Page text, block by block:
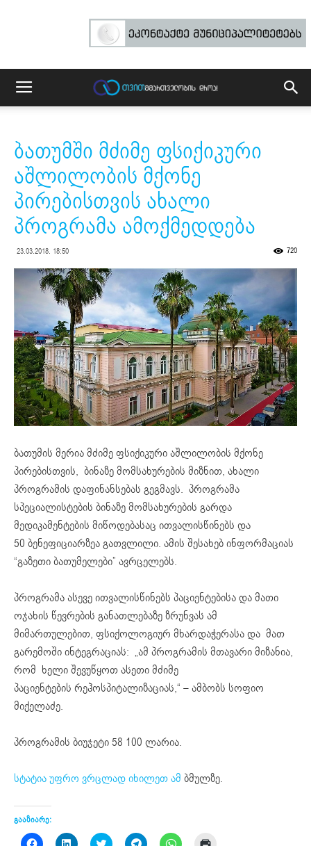
ბათუმში მძიმე ფსიქიკური
აშლილობის მქონე
პირებისთვის ახალი
პროგრამა ამოქმედდება
23.03.2018. 18:50 720
ბათუმის მერია მძიმე ფსიქიკური აშლილობის მქონე
პირებისთვის, ბინაზე მომსახურების მიზნით, ახალი
პროგრამის დაფინანსებას გეგმავს. პროგრამა
სპეციალისტების ბინაზე მომსახურების გარდა
მედიკამენტების მიწოდებასაც ითვალისწინებს და
50 ბენეფიციარზეაგათვლილი. ამის შესახებ ინფორმაციას
“გაზეთი ბათუმელები” ავრცელებს.
პროგრამა ასევე ითვალისწინებს პაციენტებისა და მათი
ოჯახის წევრების განათლებაზე ზრუნვას ამ
მიმართულებით, ფსიქოლოგიურ მხარდაჭერასა და მათ
გარემოში ინტეგრაციას: „ამ პროგრამის მთავარი მიზანია,
რომ ხელი შევუწყოთ ასეთი მძიმე
პაციენტების რეჰოსპიტალიზაციას,“ – ამბობს სოფიო
მიქელაძე.
პროგრამის ბიუჯეტი 58 100 ლარია.
სტატია უფრო ვრცლად იხილეთ ამ ბმულზე.
გააზიარე:
Click Click Click Click Click